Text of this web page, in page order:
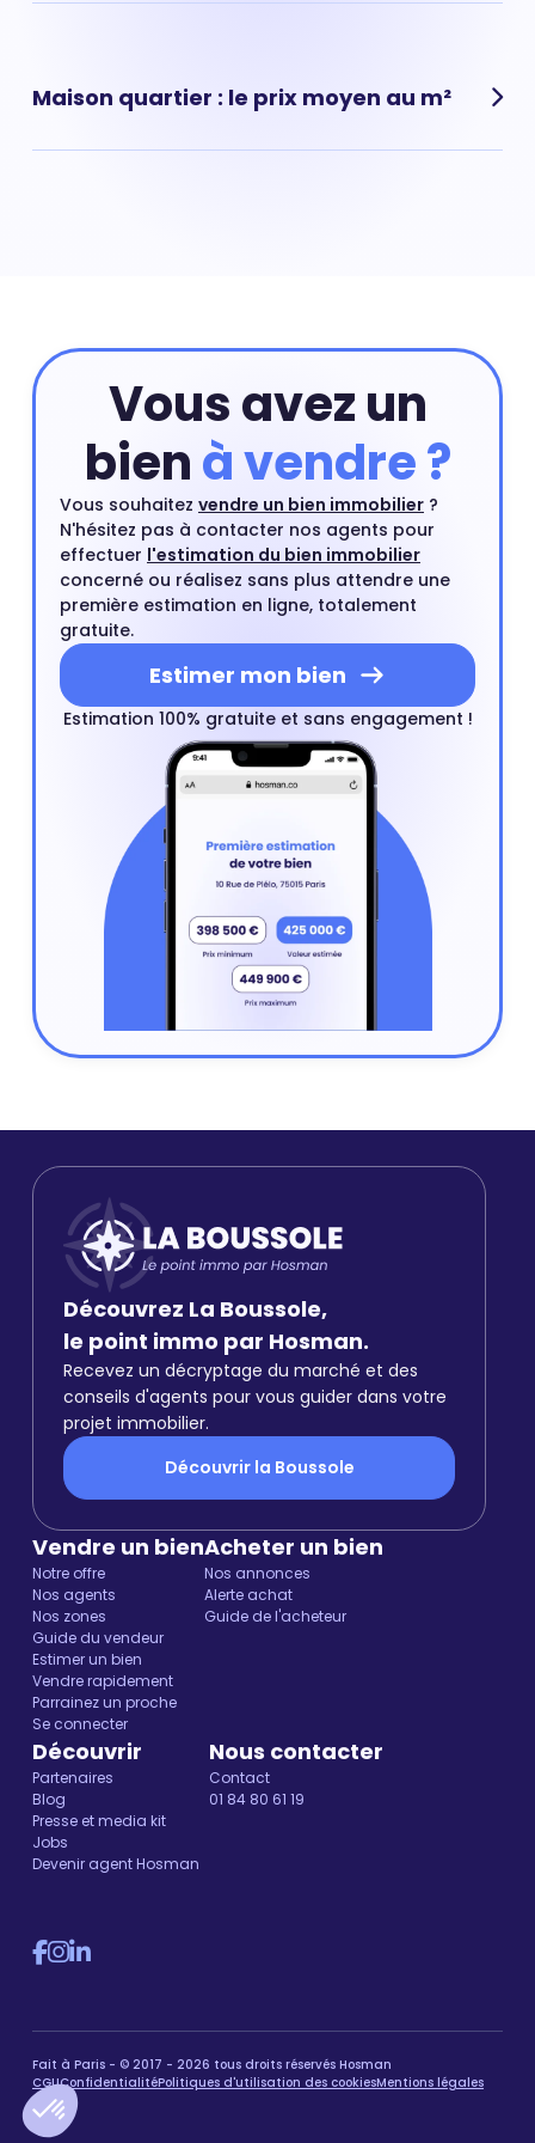
immobiliers.Estimer mon bien
Maison quartier : le prix moyen au m²
Vous avez un
bienà vendre ?
Vous souhaitez vendre un bien immobilier ?
N'hésitez pas à contacter nos agents pour
effectuer l'estimation du bien immobilier
concerné ou réalisez sans plus attendre une
première estimation en ligne, totalement
gratuite.
Estimer mon bien
Estimation 100% gratuite et sans engagement !
Découvrez La Boussole,
le point immo par Hosman.
Recevez un décryptage du marché et des
conseils d'agents pour vous guider dans votre
projet immobilier.
Découvrir la Boussole
Vendre un bien
Notre offre
Nos agents
Nos zones
Guide du vendeur
Estimer un bien
Vendre rapidement
Parrainez un proche
Se connecter
Acheter un bien
Nos annonces
Alerte achat
Guide de l'acheteur
Découvrir
Partenaires
Blog
Presse et media kit
Jobs
Devenir agent Hosman
Nous contacter
Contact
01 84 80 61 19
Fait à Paris - © 2017 - 2026 tous droits réservés Hosman
CGUConfidentialitéPolitiques d'utilisation des cookiesMentions légales